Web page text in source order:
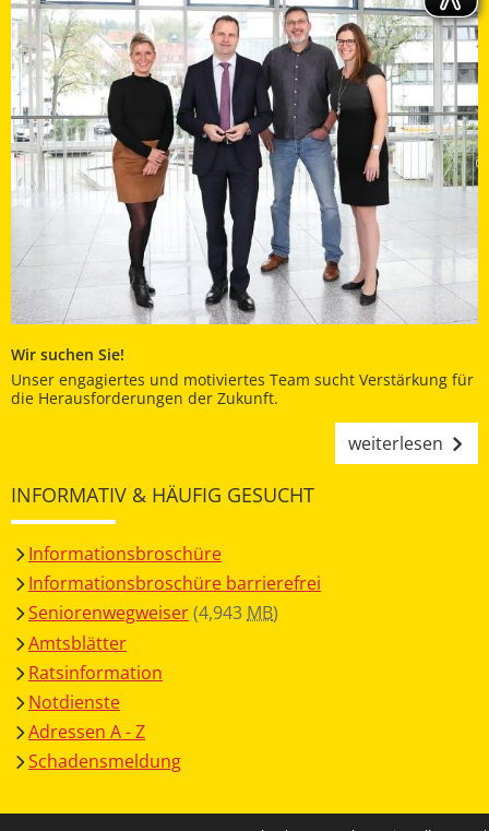
Wir suchen Sie!
Unser engagiertes und motiviertes Team sucht Verstärkung für
die Herausforderungen der Zukunft.
weiterlesen
INFORMATIV & HÄUFIG GESUCHT
Informationsbroschüre
Informationsbroschüre barrierefrei
Seniorenwegweiser(4,943MB)
Amtsblätter
Ratsinformation
Notdienste
Adressen A - Z
Schadensmeldung